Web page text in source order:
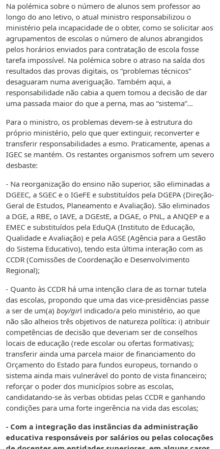
Na polémica sobre o número de alunos sem professor ao
longo do ano letivo, o atual ministro responsabilizou o
ministério pela incapacidade de o obter, como se solicitar aos
agrupamentos de escolas o número de alunos abrangidos
pelos horários enviados para contratação de escola fosse
tarefa impossível. Na polémica sobre o atraso na saída dos
resultados das provas digitais, os “problemas técnicos”
desaguaram numa averiguação. Também aqui, a
responsabilidade não cabia a quem tomou a decisão de dar
uma passada maior do que a perna, mas ao “sistema”…
Para o ministro, os problemas devem-se à estrutura do
próprio ministério, pelo que quer extinguir, reconverter e
transferir responsabilidades a esmo. Praticamente, apenas a
IGEC se mantém. Os restantes organismos sofrem um severo
desbaste:
- Na reorganização do ensino não superior, são eliminadas a
DGEEC, a SGEC e o IGeFE e substituídos pela DGEPA (Direção-
Geral de Estudos, Planeamento e Avaliação). São eliminados
a DGE, a RBE, o IAVE, a DGEstE, a DGAE, o PNL, a ANQEP e a
EMEC e substituídos pela EduQA (Instituto de Educação,
Qualidade e Avaliação) e pela AGSE (Agência para a Gestão
do Sistema Educativo), tendo esta última interação com as
CCDR (Comissões de Coordenação e Desenvolvimento
Regional);
- Quanto às CCDR há uma intenção clara de as tornar tutela
das escolas, propondo que uma das vice-presidências passe
a ser de um(a) boy/girl indicado/a pelo ministério, ao que
não são alheios três objetivos de natureza política: i) atribuir
competências de decisão que deveriam ser de conselhos
locais de educação (rede escolar ou ofertas formativas);
transferir ainda uma parcela maior de financiamento do
Orçamento do Estado para fundos europeus, tornando o
sistema ainda mais vulnerável do ponto de vista financeiro;
reforçar o poder dos municípios sobre as escolas,
candidatando-se às verbas obtidas pelas CCDR e ganhando
condições para uma forte ingerência na vida das escolas;
- Com a integração das instâncias da administração
educativa responsáveis por salários ou pelas colocações